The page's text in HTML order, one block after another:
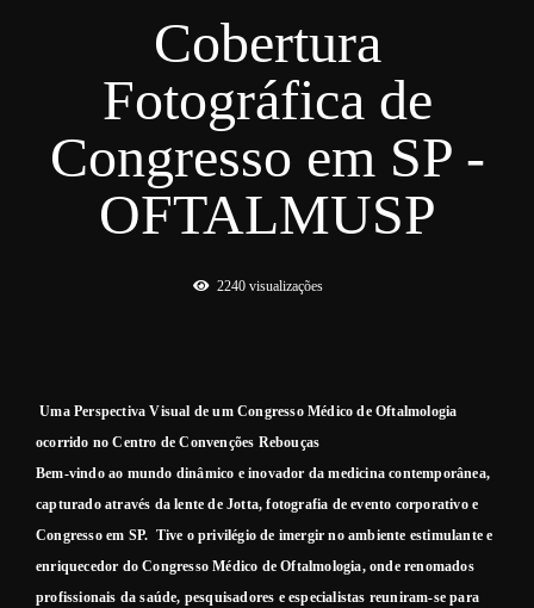
Cobertura
Fotográfica de
Congresso em SP -
OFTALMUSP
2240 visualizações
Uma Perspectiva Visual de um Congresso Médico de Oftalmologia
ocorrido no Centro de Convenções Rebouças
Bem-vindo ao mundo dinâmico e inovador da medicina contemporânea,
capturado através da lente de Jotta, fotografia de evento corporativo e
Congresso em SP. Tive o privilégio de imergir no ambiente estimulante e
enriquecedor do Congresso Médico de Oftalmologia, onde renomados
profissionais da saúde, pesquisadores e especialistas reuniram-se para